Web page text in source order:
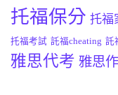
托福保分 托福
托福考試 託福cheating 託
雅思代考 雅思